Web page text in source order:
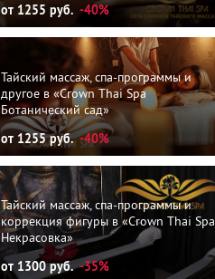
от 1255 руб. -40%
Тайский массаж, спа-программы и
другое в «Crown Thai Spa
Ботанический сад»
от 1255руб. -40%
Тайский массаж, спа-программы и
коррекция фигуры в «Crown Thai Spa
Некрасовка»
от 1300руб. -35%